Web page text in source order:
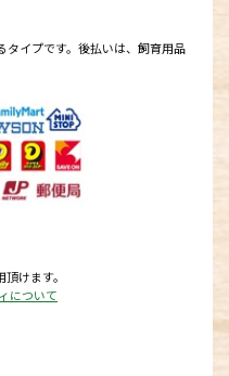
タイプです。後払いは、飼育用品
けます。
について